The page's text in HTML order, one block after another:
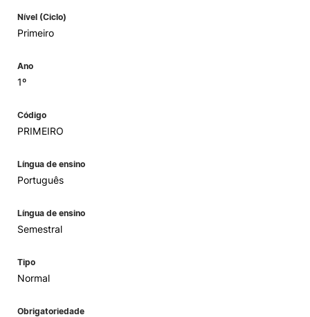
Nível (Ciclo)
Primeiro
Ano
1º
Código
PRIMEIRO
Língua de ensino
Português
Língua de ensino
Semestral
Tipo
Normal
Obrigatoriedade